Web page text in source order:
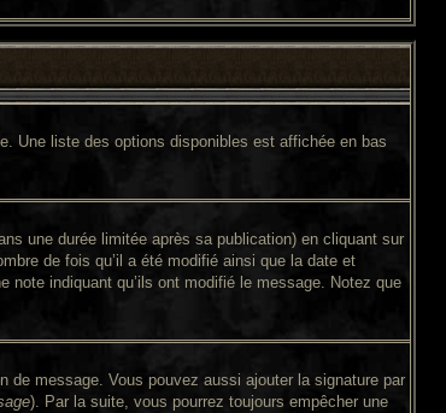
Une liste des options disponibles est affichée en bas
une durée limitée après sa publication) en cliquant sur
de fois qu’il a été modifié ainsi que la date et
note indiquant qu’ils ont modifié le message. Notez que
de message. Vous pouvez aussi ajouter la signature par
). Par la suite, vous pourrez toujours empêcher une